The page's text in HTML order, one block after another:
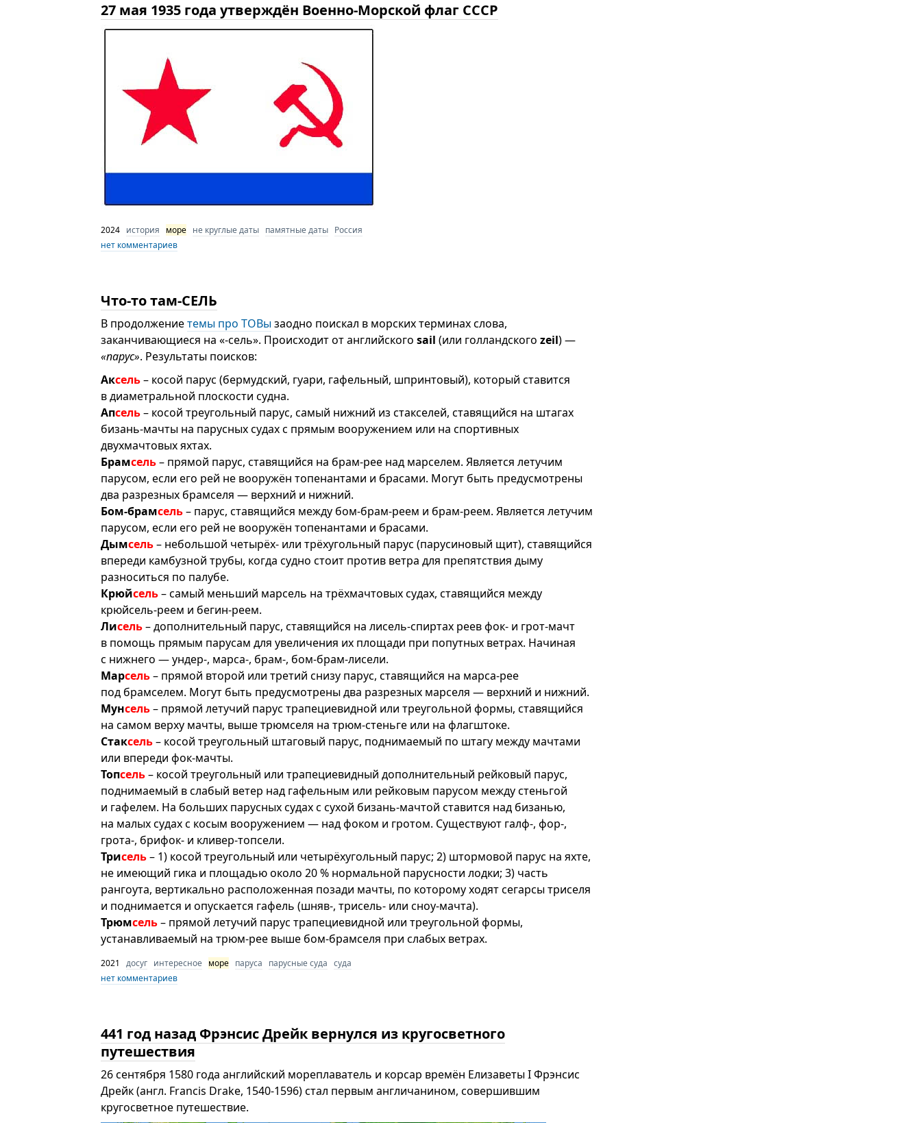
27 мая 1935 года утверждён Военно-Морской флаг СССР
2024 история море не круглые даты памятные даты Россия
нет комментариев
Что-то там-СЕЛЬ
В продолжениетемы про ТОВызаодно поискал в морских терминах слова,
заканчивающиеся на «-сель». Происходит от английскогоsail (или голландскогоzeil) —
«парус». Результаты поисков:
Аксель– косой парус (бермудский, гуари, гафельный, шпринтовый), который ставится
в диаметральной плоскости судна.
Апсель– косой треугольный парус, самый нижний из стакселей, ставящийся на штагах
бизань-мачты на парусных судах с прямым вооружением или на спортивных
двухмачтовых яхтах.
Брамсель– прямой парус, ставящийся на брам-рее над марселем. Является летучим
парусом, если его рей не вооружён топенантами и брасами. Могут быть предусмотрены
два разрезных брамселя — верхний и нижний.
Бом-брамсель– парус, ставящийся между бом-брам-реем и брам-реем. Является летучим
парусом, если его рей не вооружён топенантами и брасами.
Дымсель– небольшой четырёх- или трёхугольный парус (парусиновый щит), ставящийся
впереди камбузной трубы, когда судно стоит против ветра для препятствия дыму
разноситься по палубе.
Крюйсель– самый меньший марсель на трёхмачтовых судах, ставящийся между
крюйсель-реем и бегин-реем.
Лисель– дополнительный парус, ставящийся на лисель-спиртах реев фок- и грот-мачт
в помощь прямым парусам для увеличения их площади при попутных ветрах. Начиная
с нижнего — ундер-, марса-, брам-, бом-брам-лисели.
Марсель– прямой второй или третий снизу парус, ставящийся на марса-рее
под брамселем. Могут быть предусмотрены два разрезных марселя — верхний и нижний.
Мунсель– прямой летучий парус трапециевидной или треугольной формы, ставящийся
на самом верху мачты, выше трюмселя на трюм-стеньге или на флагштоке.
Стаксель– косой треугольный штаговый парус, поднимаемый по штагу между мачтами
или впереди фок-мачты.
Топсель– косой треугольный или трапециевидный дополнительный рейковый парус,
поднимаемый в слабый ветер над гафельным или рейковым парусом между стеньгой
и гафелем. На больших парусных судах с сухой бизань-мачтой ставится над бизанью,
на малых судах с косым вооружением — над фоком и гротом. Существуют галф-, фор-,
грота-, брифок- и кливер-топсели.
Трисель– 1) косой треугольный или четырёхугольный парус; 2) штормовой парус на яхте,
не имеющий гика и площадью около 20 % нормальной парусности лодки; 3) часть
рангоута, вертикально расположенная позади мачты, по которому ходят сегарсы триселя
и поднимается и опускается гафель (шняв-, трисель- или сноу-мачта).
Трюмсель– прямой летучий парус трапециевидной или треугольной формы,
устанавливаемый на трюм-рее выше бом-брамселя при слабых ветрах.
2021 досуг интересное море паруса парусные суда суда
нет комментариев
441 год назад Фрэнсис Дрейк вернулся из кругосветного
путешествия
26 сентября 1580 года английский мореплаватель и корсар времён Елизаветы I Фрэнсис
Дрейк (англ. Francis Drake, 1540-1596) стал первым англичанином, совершившим
кругосветное путешествие.